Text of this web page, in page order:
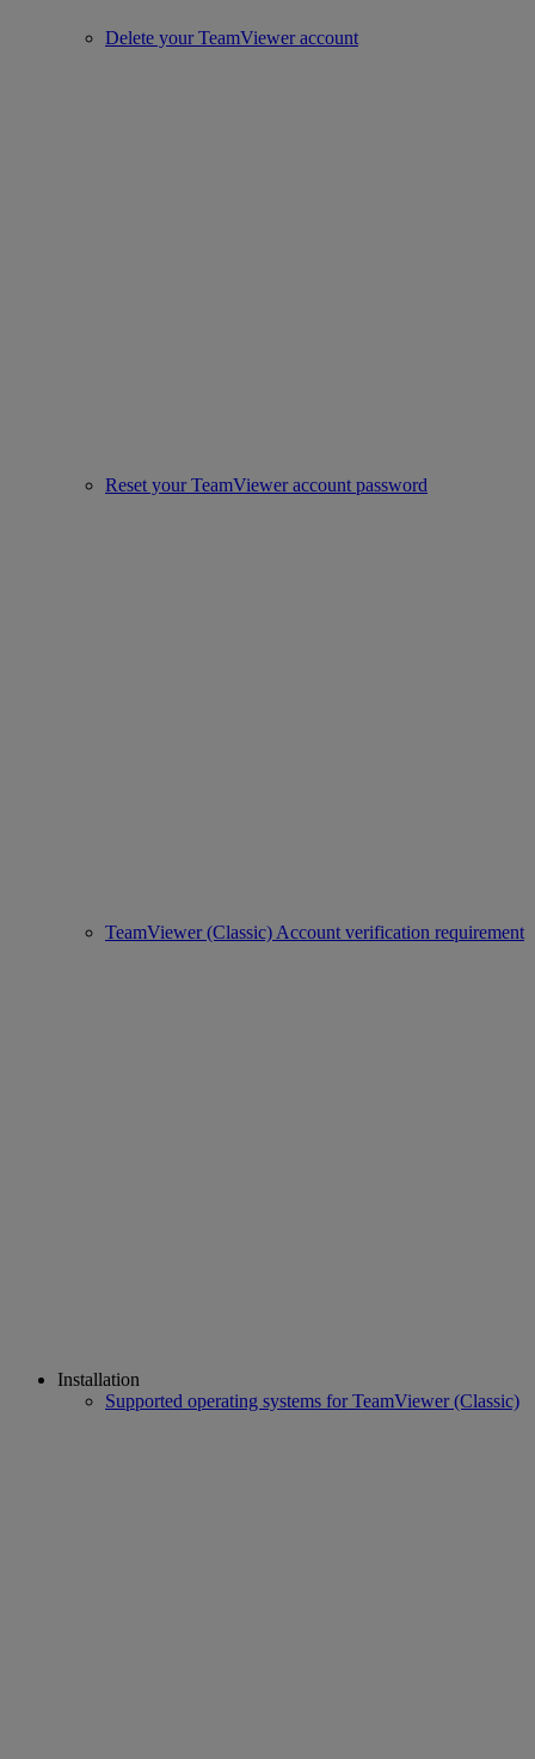
Delete your TeamViewer account
Reset your TeamViewer account password
TeamViewer (Classic) Account verification requirement
Installation
Supported operating systems for TeamViewer (Classic)